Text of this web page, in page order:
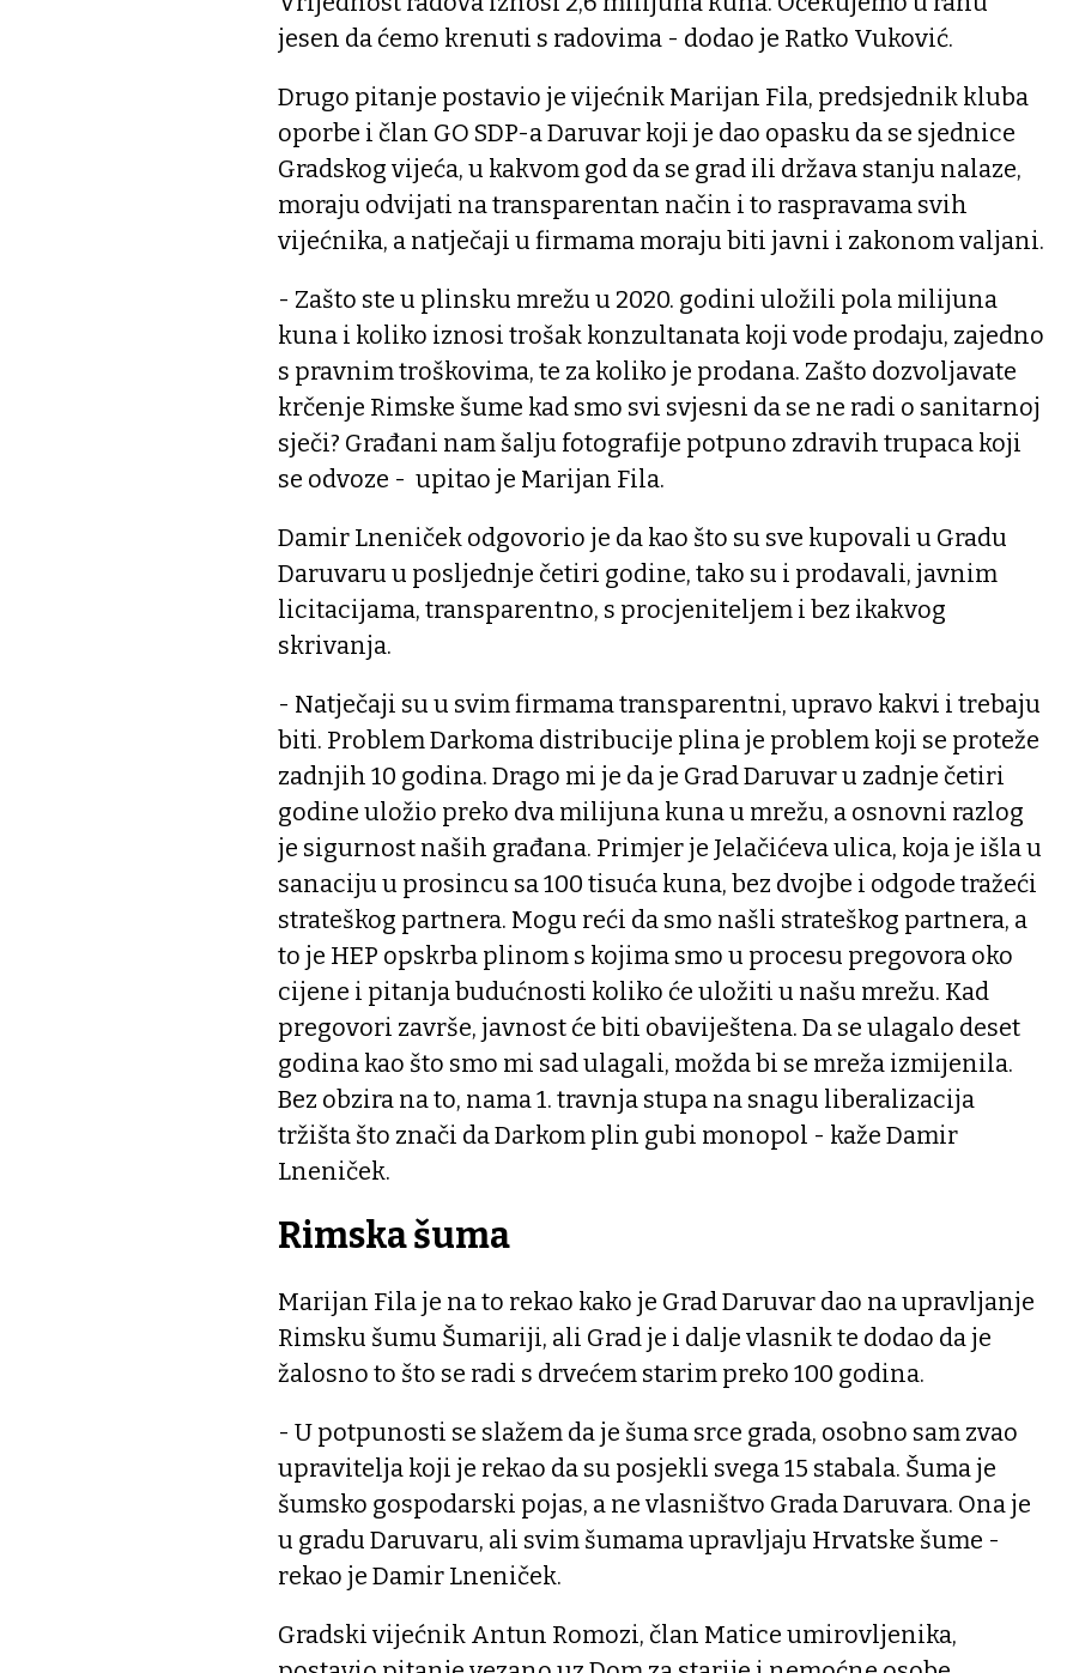
jesen da ćemo krenuti s radovima - dodao je Ratko Vuković.
Drugo pitanje postavio je vijećnik Marijan Fila, predsjednik kluba
oporbe i član GO SDP-a Daruvar koji je dao opasku da se sjednice
Gradskog vijeća, u kakvom god da se grad ili država stanju nalaze,
moraju odvijati na transparentan način i to raspravama svih
vijećnika, a natječaji u firmama moraju biti javni i zakonom valjani.
- Zašto ste u plinsku mrežu u 2020. godini uložili pola milijuna
kuna i koliko iznosi trošak konzultanata koji vode prodaju, zajedno
s pravnim troškovima, te za koliko je prodana. Zašto dozvoljavate
krčenje Rimske šume kad smo svi svjesni da se ne radi o sanitarnoj
sječi? Građani nam šalju fotografije potpuno zdravih trupaca koji
se odvoze - upitao je Marijan Fila.
Damir Lneniček odgovorio je da kao što su sve kupovali u Gradu
Daruvaru u posljednje četiri godine, tako su i prodavali, javnim
licitacijama, transparentno, s procjeniteljem i bez ikakvog
skrivanja.
- Natječaji su u svim firmama transparentni, upravo kakvi i trebaju
biti. Problem Darkoma distribucije plina je problem koji se proteže
zadnjih 10 godina. Drago mi je da je Grad Daruvar u zadnje četiri
godine uložio preko dva milijuna kuna u mrežu, a osnovni razlog
je sigurnost naših građana. Primjer je Jelačićeva ulica, koja je išla u
sanaciju u prosincu sa 100 tisuća kuna, bez dvojbe i odgode tražeći
strateškog partnera. Mogu reći da smo našli strateškog partnera, a
to je HEP opskrba plinom s kojima smo u procesu pregovora oko
cijene i pitanja budućnosti koliko će uložiti u našu mrežu. Kad
pregovori završe, javnost će biti obaviještena. Da se ulagalo deset
godina kao što smo mi sad ulagali, možda bi se mreža izmijenila.
Bez obzira na to, nama 1. travnja stupa na snagu liberalizacija
tržišta što znači da Darkom plin gubi monopol - kaže Damir
Lneniček.
Rimska šuma
Marijan Fila je na to rekao kako je Grad Daruvar dao na upravljanje
Rimsku šumu Šumariji, ali Grad je i dalje vlasnik te dodao da je
žalosno to što se radi s drvećem starim preko 100 godina.
- U potpunosti se slažem da je šuma srce grada, osobno sam zvao
upravitelja koji je rekao da su posjekli svega 15 stabala. Šuma je
šumsko gospodarski pojas, a ne vlasništvo Grada Daruvara. Ona je
u gradu Daruvaru, ali svim šumama upravljaju Hrvatske šume -
rekao je Damir Lneniček.
Gradski vijećnik Antun Romozi, član Matice umirovljenika,